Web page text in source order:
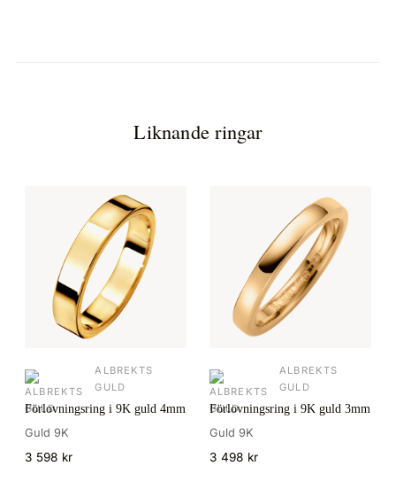
Liknande ringar
ALBREKTS
GULD
Förlovningsring i 9K guld 4mm
Guld 9K
3 598 kr
ALBREKTS
GULD
Förlovningsring i 9K guld 3mm
Guld 9K
3 498 kr